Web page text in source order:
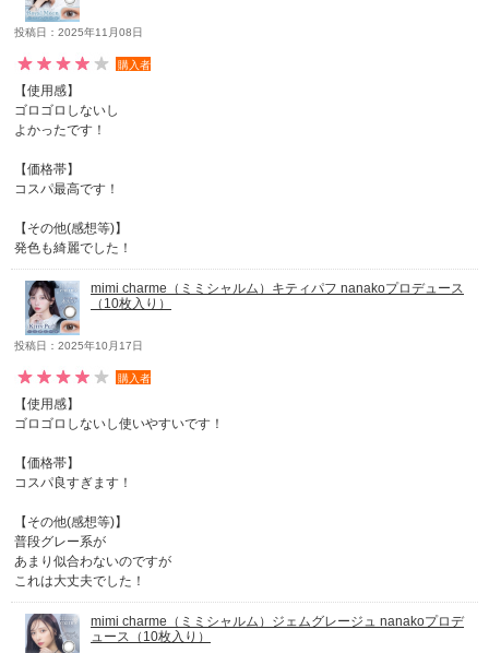
投稿日：2025年11月08日
購入者
【使用感】
ゴロゴロしないし
よかったです！
【価格帯】
コスパ最高です！
【その他(感想等)】
発色も綺麗でした！
mimi charme（ミミシャルム）キティパフ nanakoプロデュース
（10枚入り）
投稿日：2025年10月17日
購入者
【使用感】
ゴロゴロしないし使いやすいです！
【価格帯】
コスパ良すぎます！
【その他(感想等)】
普段グレー系が
あまり似合わないのですが
これは大丈夫でした！
mimi charme（ミミシャルム）ジェムグレージュ nanakoプロデ
ュース（10枚入り）